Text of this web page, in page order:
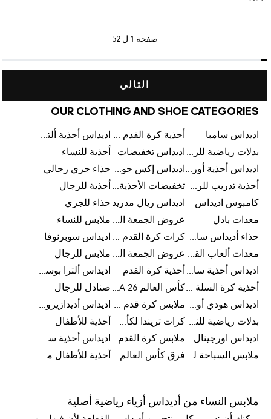
صفحة 1 ل 52
التالي
OUR CLOTHING AND SHOE CATEGORIES
اديداس سامبا أحذية كرة القدم للرجال
اديداس أحذية ألترا بوست للرجال
بدلات رياضية للرجال اديداس تخفيضات
أحذية للنساء
اديداس أحذية أورجينالز
اديداس إكس جود بيلينغهام حذاء جري رجالي
أحذية تدريب للرجال
تخفيضات الأحذية للرجال أحذية للرجال
كامبوس اديداس
اديداس ريال مدريد حذاء للجري
معدات بادل
عروض الجمعة البيضاء للرجال ملابس للنساء
حذاء أديداس سامبا للأطفال
كرات كرة القدم للرجال اديداس سوبرنوفا
معدات ألعاب القوى
عروض الجمعة البيضاء للسيدات ملابس للرجال
اديداس أحذية سامبا للنساء أحذية كرة القدم
اديداس ألترا بوست
أحذية كرة السلة للرجال
كأس العالم FIFA 26™ صنادل للرجال
اديداس هودي أورجينال للنساء
ملابس كرة قدم للاطفال
اديداس أديدازيرو معدات الجري
بدلات رياضية للنساء
كرات تريندا لكأس العالم FIFA 26™
أحذية للأطفال
اديداس اورجينال ملابس ملابس كرة القدم
اديداس أحذية سوبرنوفا للرجال
ملابس السباحة للرجال
فرق كأس العالم FIFA 26™ أحذية للأطفال من 8 إلى 16 سنة
ملابس النساء من أديداس أزياء رياضية أصلية